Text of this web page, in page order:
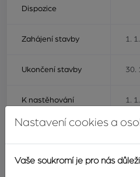
Dispozice
Zahájení stavby 1.
Ukončení stavby 30.
K nastěhování 1.
Energetická
B
Nastavení cookies a
Vaše soukromí je pro nás